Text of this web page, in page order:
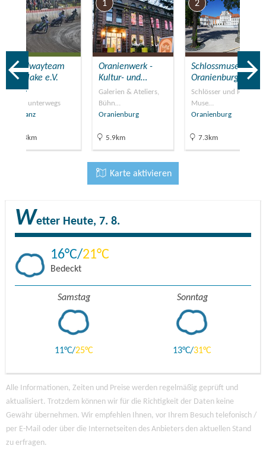
Speedwayteam
Wolfslake e.V.
(bei…
Mit PS unterwegs
Vehlefanz
14.8km
1
Oranienwerk -
Kultur- und…
Galerien & Ateliers,
Bühn…
Oranienburg
5.9km
2
Schlossmuseum
Oranienburg
Schlösser und Parks,
Muse…
Oranienburg
7.3km
Karte aktivieren
Wetter Heute, 7. 8.
16 21
Bedeckt
Samstag
11 25
Sonntag
13 31
Alle Informationen, Zeiten und Preise werden regelmäßig geprüft und
aktualisiert. Trotzdem können wir für die Richtigkeit der Daten keine
Gewähr übernehmen. Wir empfehlen Ihnen, vor Ihrem Besuch telefonisch /
per E-Mail oder über die Internetseiten des Anbieters den aktuellen Stand
zu erfragen.